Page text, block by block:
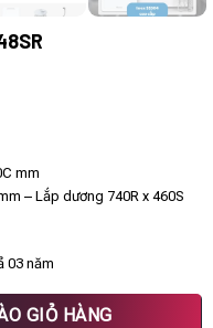
mm
– Lắp dương 740R x 460S
03 năm
GIỎ HÀNG